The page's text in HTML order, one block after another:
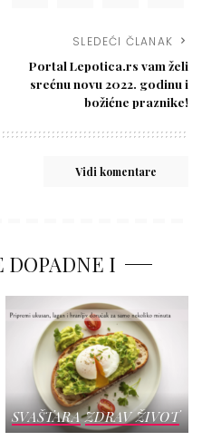
SLEDEĆI ČLANAK
Portal Lepotica.rs vam želi
srećnu novu 2022. godinu i
božićne praznike!
Vidi komentare
DOPADNE I
SVAŠTARA ZDRAV ŽIVOT